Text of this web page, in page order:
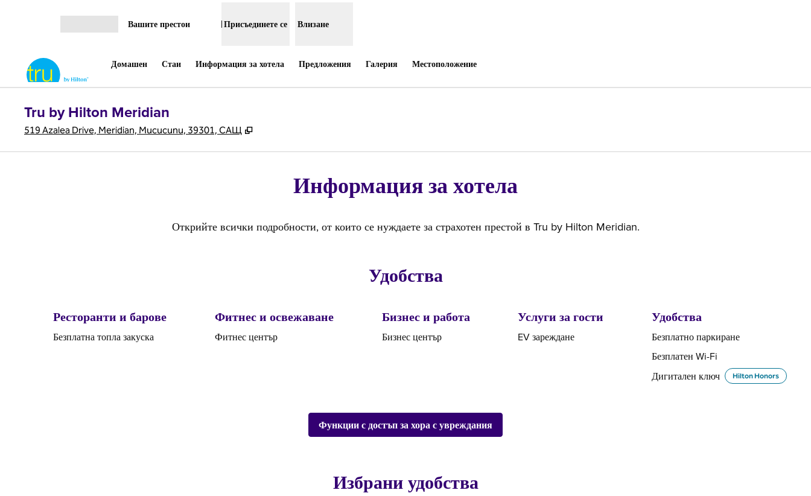
Вашите престои Присъединете се Влизане
Домашен Стаи Информация за хотела Предложения Галерия Местоположение
Tru by Hilton Meridian
519 Azalea Drive, Meridian, Мисисипи, 39301, САЩ ,
Информация за хотела
Открийте всички подробности, от които се нуждаете за страхотен престой в Tru by Hilton Meridian.
Удобства
Ресторанти и барове
Безплатна топла закуска
Фитнес и освежаване
Фитнес център
Бизнес и работа
Бизнес център
Услуги за гости
EV зареждане
Удобства
Безплатно паркиране
Безплатен Wi-Fi
Дигитален ключ
Hilton Honors
Функции с достъп за хора с увреждания
Избрани удобства